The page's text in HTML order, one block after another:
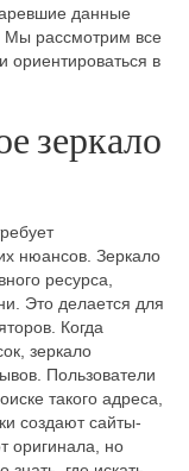
данные
Мы рассмотрим все
ориентироваться в
зеркало
нюансов. Зеркало
ресурса,
Это делается для
Когда
зеркало
Пользователи
такого адреса,
создают сайты-
оригинала, но